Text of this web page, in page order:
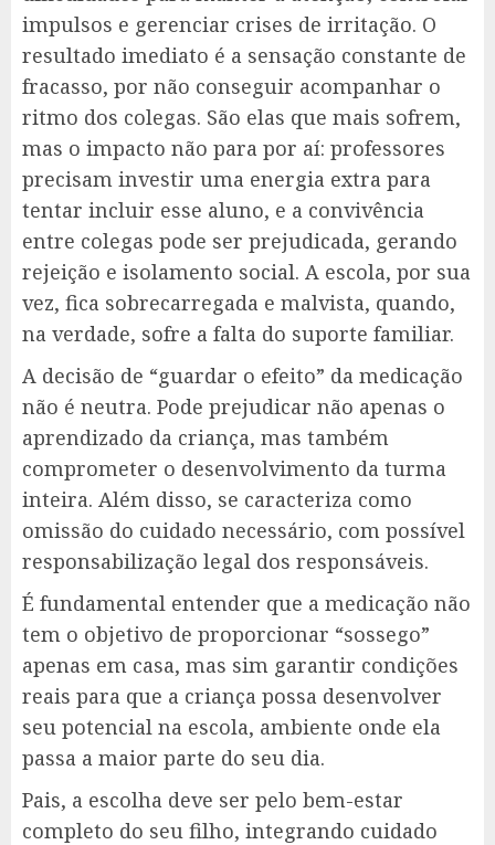
impulsos e gerenciar crises de irritação. O
resultado imediato é a sensação constante de
fracasso, por não conseguir acompanhar o
ritmo dos colegas. São elas que mais sofrem,
mas o impacto não para por aí: professores
precisam investir uma energia extra para
tentar incluir esse aluno, e a convivência
entre colegas pode ser prejudicada, gerando
rejeição e isolamento social. A escola, por sua
vez, fica sobrecarregada e malvista, quando,
na verdade, sofre a falta do suporte familiar.
A decisão de “guardar o efeito” da medicação
não é neutra. Pode prejudicar não apenas o
aprendizado da criança, mas também
comprometer o desenvolvimento da turma
inteira. Além disso, se caracteriza como
omissão do cuidado necessário, com possível
responsabilização legal dos responsáveis.
É fundamental entender que a medicação não
tem o objetivo de proporcionar “sossego”
apenas em casa, mas sim garantir condições
reais para que a criança possa desenvolver
seu potencial na escola, ambiente onde ela
passa a maior parte do seu dia.
Pais, a escolha deve ser pelo bem-estar
completo do seu filho, integrando cuidado